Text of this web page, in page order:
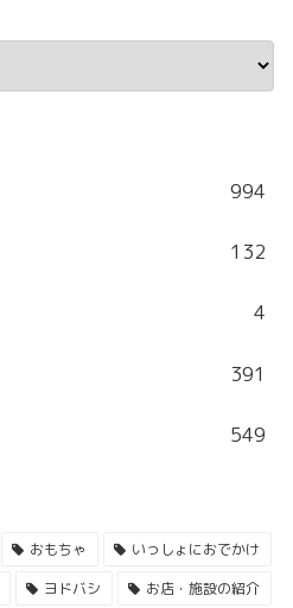
994
132
4
391
549
おもちゃ
いっしょにおでかけ
ヨドバシ
お店・施設の紹介